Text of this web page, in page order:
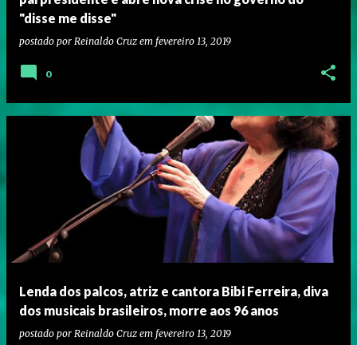
"disse me disse"
postado por Reinaldo Cruz em fevereiro 13, 2019
0
Lenda dos palcos, atriz e cantora Bibi Ferreira, diva
dos musicais brasileiros, morre aos 96 anos
postado por Reinaldo Cruz em fevereiro 13, 2019